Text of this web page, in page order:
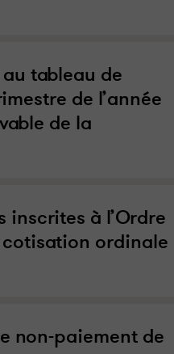
tableau de
de l’année
de la
inscrites à l’Ordre
ordinale
non-paiement de